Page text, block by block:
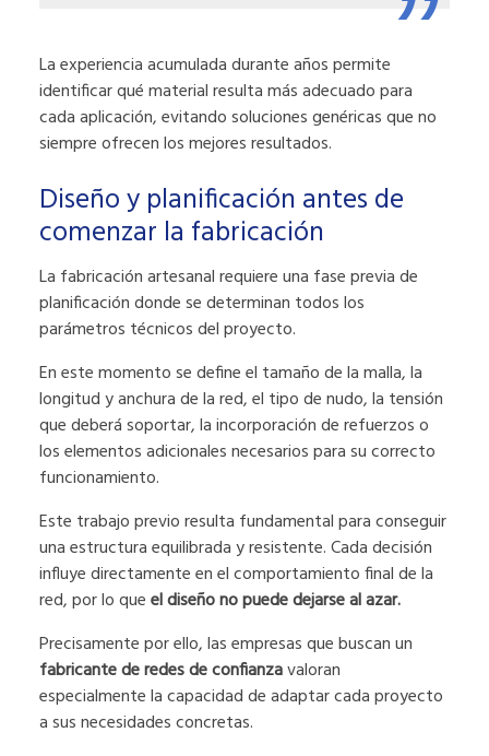
La experiencia acumulada durante años permite
identificar qué material resulta más adecuado para
cada aplicación, evitando soluciones genéricas que no
siempre ofrecen los mejores resultados.
Diseño y planificación antes de
comenzar la fabricación
La fabricación artesanal requiere una fase previa de
planificación donde se determinan todos los
parámetros técnicos del proyecto.
En este momento se define el tamaño de la malla, la
longitud y anchura de la red, el tipo de nudo, la tensión
que deberá soportar, la incorporación de refuerzos o
los elementos adicionales necesarios para su correcto
funcionamiento.
Este trabajo previo resulta fundamental para conseguir
una estructura equilibrada y resistente. Cada decisión
influye directamente en el comportamiento final de la
red, por lo queel diseño no puede dejarse al azar.
Precisamente por ello, las empresas que buscan un
fabricante de redes de confianzavaloran
especialmente la capacidad de adaptar cada proyecto
a sus necesidades concretas.